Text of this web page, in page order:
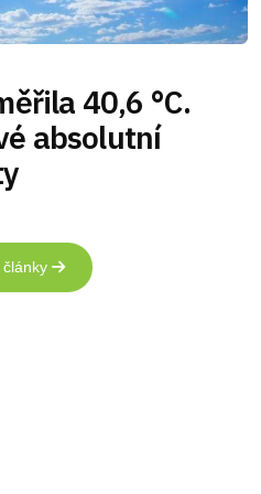
40,6 °C.
absolutní
články